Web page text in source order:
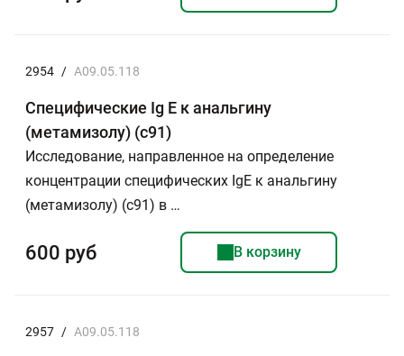
2954 / A09.05.118
Специфические Ig E к анальгину
(метамизолу) (с91)
Исследование, направленное на определение
концентрации специфических IgE к анальгину
(метамизолу) (с91) в …
600 руб В корзину
2957 / A09.05.118